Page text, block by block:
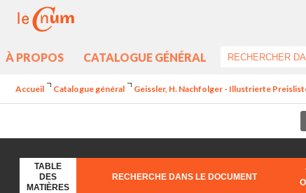
À PROPOS CATALOGUE GÉNÉRAL
Accueil Catalogue général Geissler, H. Nachfolger - Illustrierte
TABLE
DES
MATIÈRES
RECHERCHE DANS LE DOCUMENT